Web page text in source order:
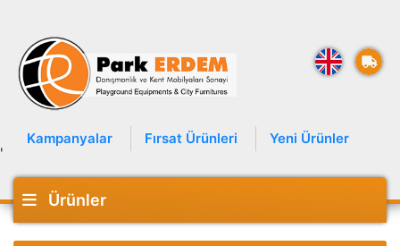
Kampanyalar Fırsat Ürünleri Yeni Ürünler
'
Ürünler